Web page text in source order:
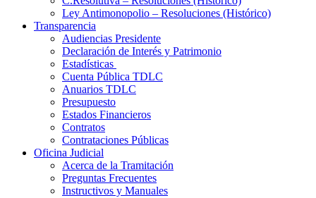
Ley Antimonopolio – Resoluciones (Histórico)
Transparencia
Audiencias Presidente
Declaración de Interés y Patrimonio
Estadísticas
Cuenta Pública TDLC
Anuarios TDLC
Presupuesto
Estados Financieros
Contratos
Contrataciones Públicas
Oficina Judicial
Acerca de la Tramitación
Preguntas Frecuentes
Instructivos y Manuales